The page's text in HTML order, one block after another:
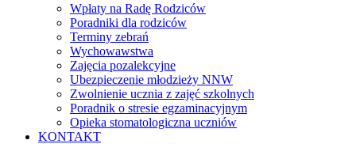
Wpłaty na Radę Rodziców
Poradniki dla rodziców
Terminy zebrań
Wychowawstwa
Zajęcia pozalekcyjne
Ubezpieczenie młodzieży NNW
Zwolnienie ucznia z zajęć szkolnych
Poradnik o stresie egzaminacyjnym
Opieka stomatologiczna uczniów
KONTAKT